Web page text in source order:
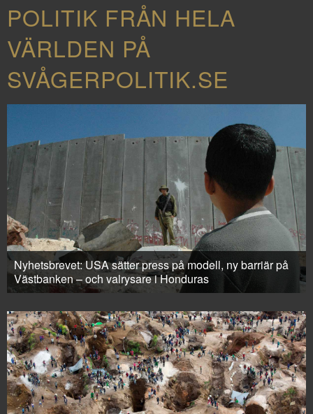
POLITIK FRÅN HELA
VÄRLDEN PÅ
SVÅGERPOLITIK.SE
Nyhetsbrevet: USA sätter press på modell, ny barriär på
Västbanken – och valrysare i Honduras